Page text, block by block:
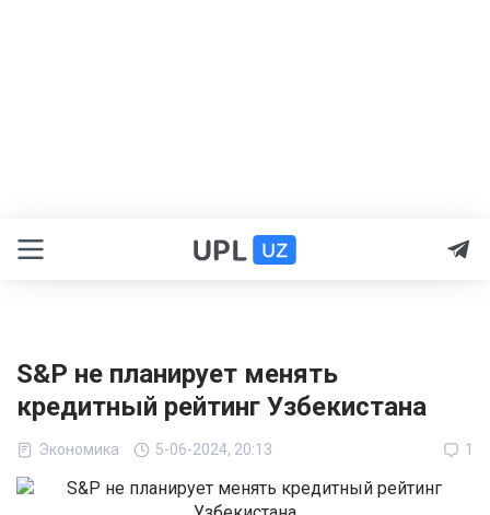
S&P не планирует менять
кредитный рейтинг Узбекистана
Экономика 5-06-2024, 20:13 1